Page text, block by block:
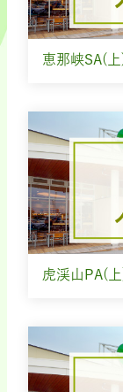
恵那峡SA(
虎渓山PA(